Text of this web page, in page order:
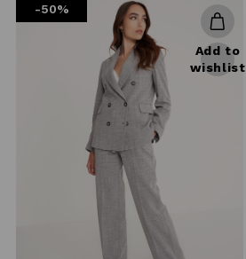
-50%
Add to
wishlist